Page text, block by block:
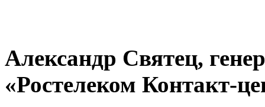
Александр Святец,
«Ростелеком Контакт-